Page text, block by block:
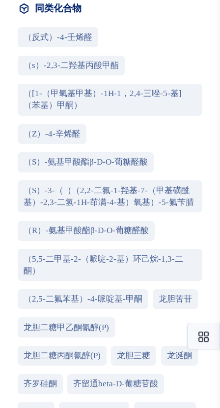
同类化合物
（反式）-4-壬烯醛
（s）-2,3-二羟基丙酸甲酯
（[1-（甲氧基甲基）-1H-1，2,4-三唑-5-基]
（苯基）甲酮）
（Z）-4-辛烯醛
（S）-氨基甲酸酯β-D-O-葡糖醛酸
（S）-3-（（（2,2-二氟-1-羟基-7-（甲基磺酰
基）-2,3-二氢-1H-茚满-4-基）氧基）-5-氟苄腈
（R）-氨基甲酸酯β-D-O-葡糖醛酸
（5,5-二甲基-2-（哌啶-2-基）环己烷-1,3-二
酮）
（2,5-二氟苯基）-4-哌啶基-甲酮 龙胆苦苷
龙胆二糖甲乙酮氰醇(P)
龙胆二糖丙酮氰醇(P) 龙胆三糖 龙涎酮
齐罗硅酮 齐留通beta-D-葡糖苷酸